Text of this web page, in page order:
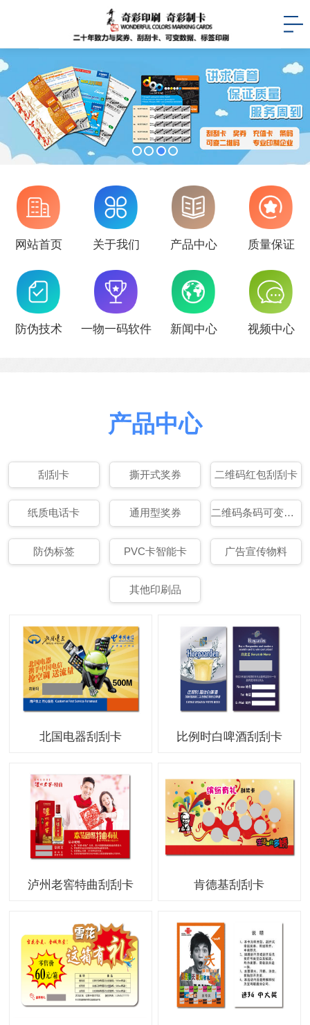
网站首页 关于我们 产品中心 质量保证
防伪技术 一物一码软件 新闻中心 视频中心
产品中心
刮刮卡 撕开式奖券 二维码红包刮刮卡
纸质电话卡 通用型奖券 二维码条码可变数据印刷
防伪标签 PVC卡智能卡 广告宣传物料
其他印刷品
北国电器刮刮卡 比例时白啤酒刮刮卡
泸州老窖特曲刮刮卡 肯德基刮刮卡